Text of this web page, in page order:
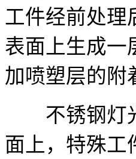
工件经前处理
表面上生成一
加喷塑层的附
不锈钢灯光
面上，特殊工